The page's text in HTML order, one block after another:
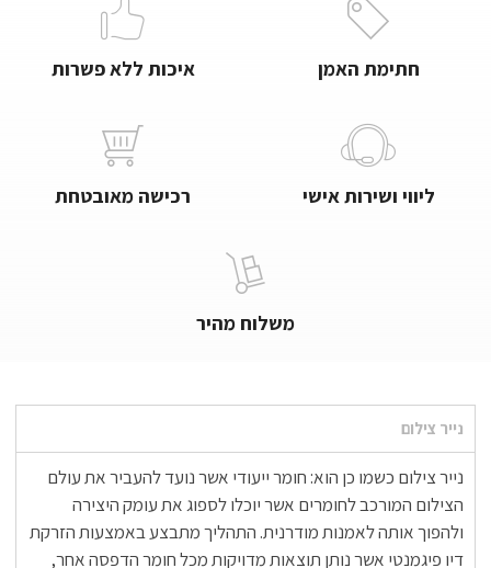
חתימת האמן איכות ללא פשרות
ליווי ושירות אישי רכישה מאובטחת
משלוח מהיר
נייר צילום
נייר צילום כשמו כן הוא: חומר ייעודי אשר נועד להעביר את עולם
הצילום המורכב לחומרים אשר יוכלו לספוג את עומק היצירה
ולהפוך אותה לאמנות מודרנית. התהליך מתבצע באמצעות הזרקת
דיו פיגמנטי אשר נותן תוצאות מדויקות מכל חומר הדפסה אחר,